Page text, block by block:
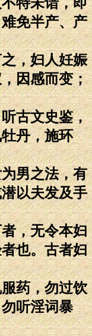
免半产、产
，妇人妊娠
因感而变；
古文史鉴，
丹，施环
男之法，有
以夫发及手
，无令本妇
也。古者妇
药，勿过饮
听淫词暴